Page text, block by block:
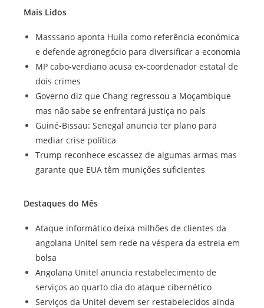
Mais Lidos
Masssano aponta Huíla como referência económica
e defende agronegócio para diversificar a economia
MP cabo-verdiano acusa ex-coordenador estatal de
dois crimes
Governo diz que Chang regressou a Moçambique
mas não sabe se enfrentará justiça no país
Guiné-Bissau: Senegal anuncia ter plano para
mediar crise política
Trump reconhece escassez de algumas armas mas
garante que EUA têm munições suficientes
Destaques do Mês
Ataque informático deixa milhões de clientes da
angolana Unitel sem rede na véspera da estreia em
bolsa
Angolana Unitel anuncia restabelecimento de
serviços ao quarto dia do ataque cibernético
Serviços da Unitel devem ser restabelecidos ainda